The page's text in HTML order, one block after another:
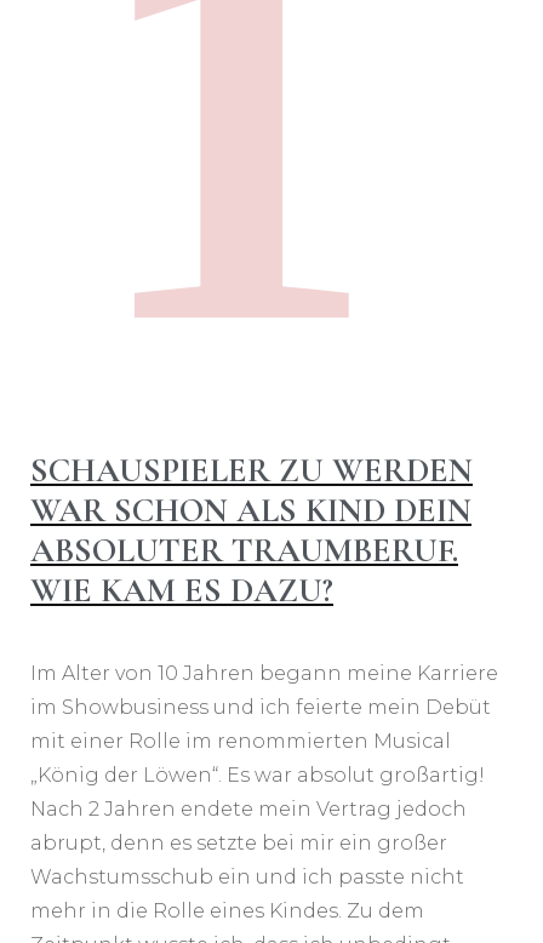
SCHAUSPIELER ZU WERDEN
WAR SCHON ALS KIND DEIN
ABSOLUTER TRAUMBERUF.
WIE KAM ES DAZU?
Im Alter von 10 Jahren begann meine Karriere
im Showbusiness und ich feierte mein Debüt
mit einer Rolle im renommierten Musical
„König der Löwen“. Es war absolut großartig!
Nach 2 Jahren endete mein Vertrag jedoch
abrupt, denn es setzte bei mir ein großer
Wachstumsschub ein und ich passte nicht
mehr in die Rolle eines Kindes. Zu dem